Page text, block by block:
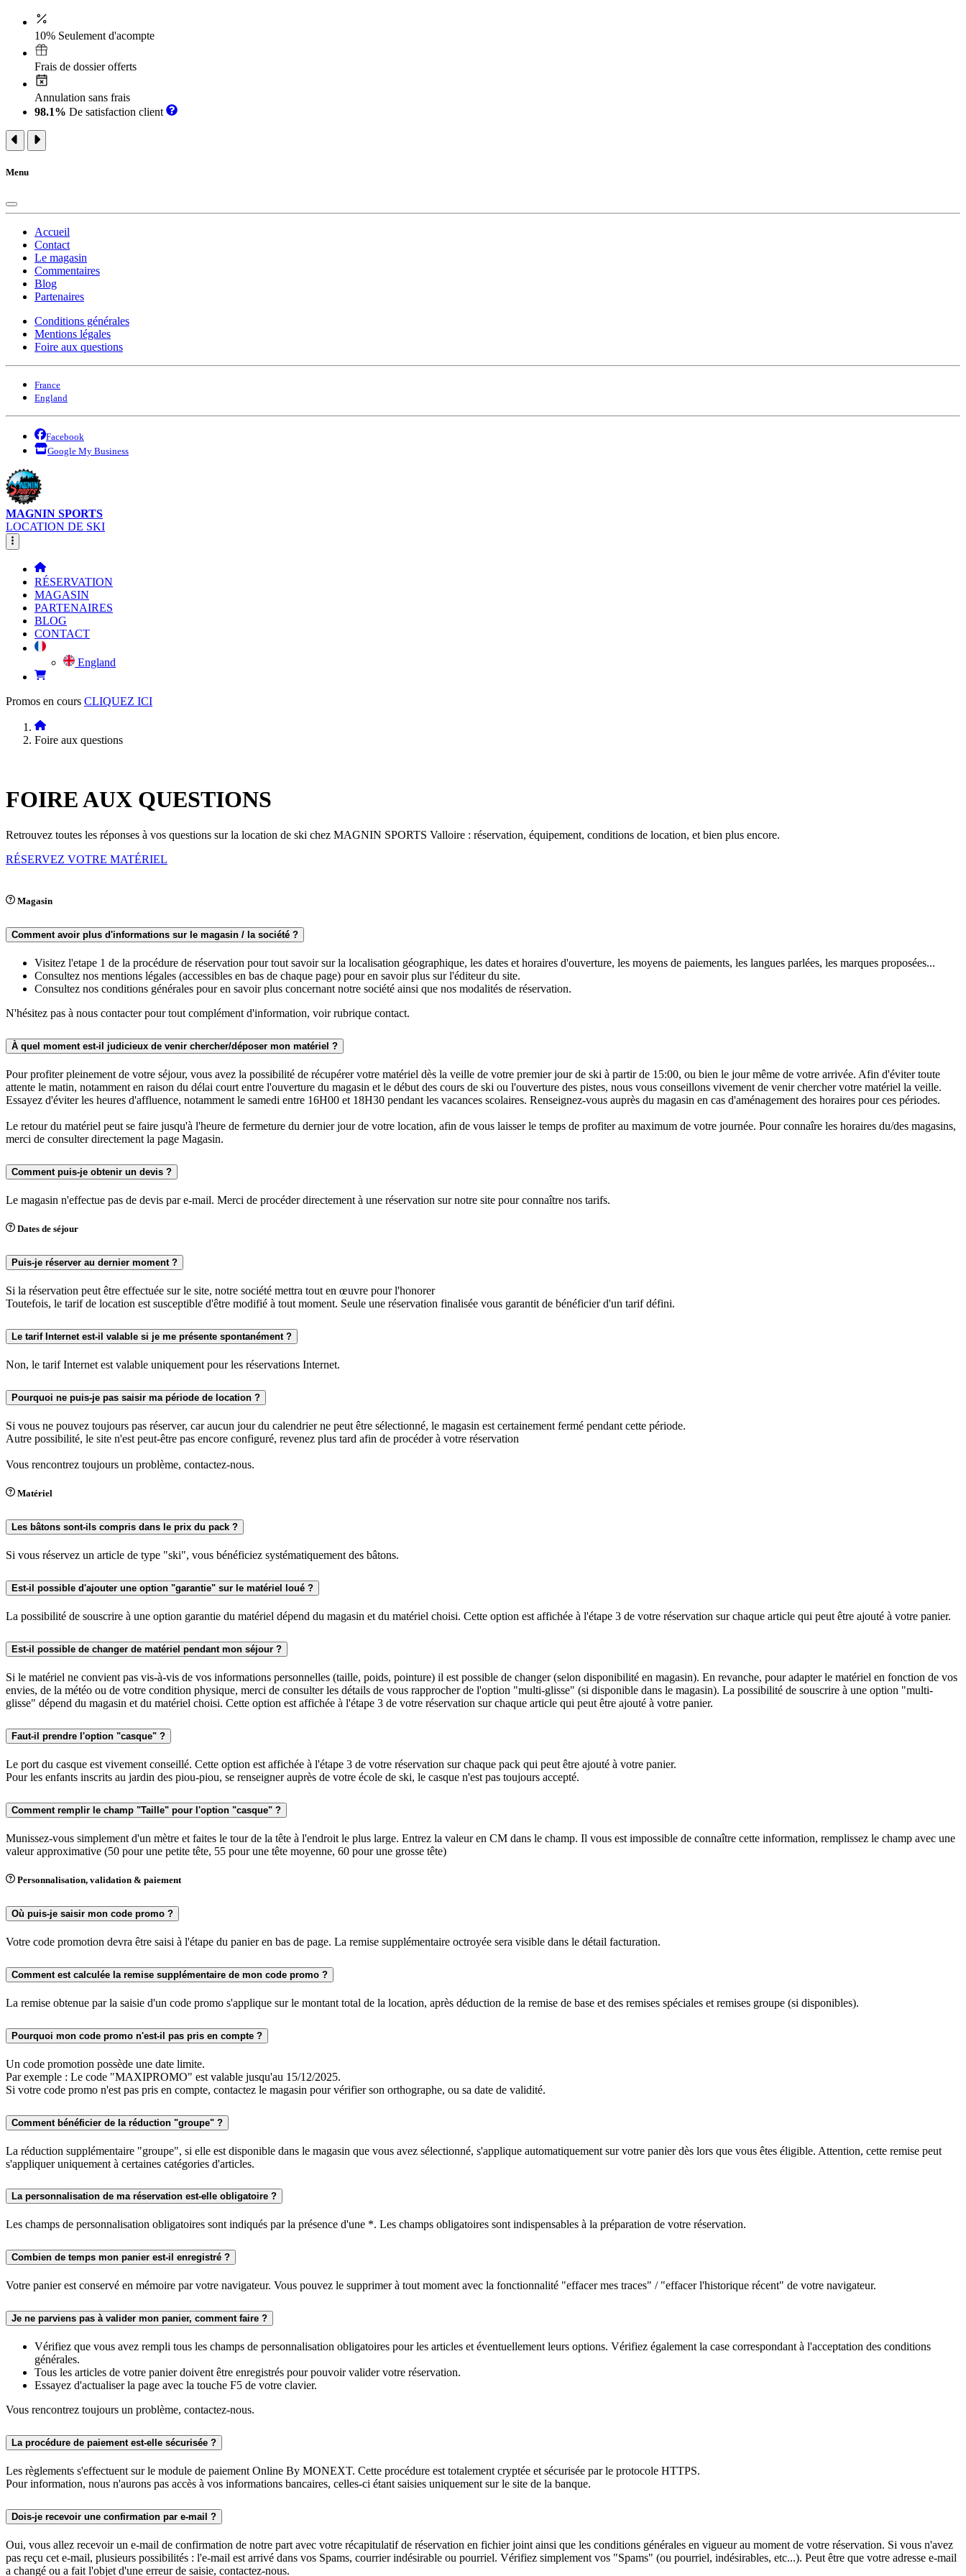
10% Seulement d'acompte
Frais de dossier offerts
Annulation sans frais
98.1% De satisfaction client
Menu
Accueil
Contact
Le magasin
Commentaires
Blog
Partenaires
Conditions générales
Mentions légales
Foire aux questions
France
England
Facebook
Google My Business
MAGNIN SPORTS
LOCATION DE SKI
RÉSERVATION
MAGASIN
PARTENAIRES
BLOG
CONTACT
England
Promos en cours CLIQUEZ ICI
Foire aux questions
FOIRE AUX QUESTIONS
Retrouvez toutes les réponses à vos questions sur la location de ski chez MAGNIN SPORTS Valloire : réservation, équipement, conditions de location, et bien plus encore.
RÉSERVEZ VOTRE MATÉRIEL
Magasin
Comment avoir plus d'informations sur le magasin / la société ?
Visitez l'etape 1 de la procédure de réservation pour tout savoir sur la localisation géographique, les dates et horaires d'ouverture, les moyens de paiements, les langues parlées, les marques proposées...
Consultez nos mentions légales (accessibles en bas de chaque page) pour en savoir plus sur l'éditeur du site.
Consultez nos conditions générales pour en savoir plus concernant notre société ainsi que nos modalités de réservation.
N'hésitez pas à nous contacter pour tout complément d'information, voir rubrique contact.
À quel moment est-il judicieux de venir chercher/déposer mon matériel ?
Pour profiter pleinement de votre séjour, vous avez la possibilité de récupérer votre matériel dès la veille de votre premier jour de ski à partir de 15:00, ou bien le jour même de votre arrivée. Afin d'éviter toute
attente le matin, notamment en raison du délai court entre l'ouverture du magasin et le début des cours de ski ou l'ouverture des pistes, nous vous conseillons vivement de venir chercher votre matériel la veille.
Essayez d'éviter les heures d'affluence, notamment le samedi entre 16H00 et 18H30 pendant les vacances scolaires. Renseignez-vous auprès du magasin en cas d'aménagement des horaires pour ces périodes.
Le retour du matériel peut se faire jusqu'à l'heure de fermeture du dernier jour de votre location, afin de vous laisser le temps de profiter au maximum de votre journée. Pour connaîre les horaires du/des magasins,
merci de consulter directement la page Magasin.
Comment puis-je obtenir un devis ?
Le magasin n'effectue pas de devis par e-mail. Merci de procéder directement à une réservation sur notre site pour connaître nos tarifs.
Dates de séjour
Puis-je réserver au dernier moment ?
Si la réservation peut être effectuée sur le site, notre société mettra tout en œuvre pour l'honorer
Toutefois, le tarif de location est susceptible d'être modifié à tout moment. Seule une réservation finalisée vous garantit de bénéficier d'un tarif défini.
Le tarif Internet est-il valable si je me présente spontanément ?
Non, le tarif Internet est valable uniquement pour les réservations Internet.
Pourquoi ne puis-je pas saisir ma période de location ?
Si vous ne pouvez toujours pas réserver, car aucun jour du calendrier ne peut être sélectionné, le magasin est certainement fermé pendant cette période.
Autre possibilité, le site n'est peut-être pas encore configuré, revenez plus tard afin de procéder à votre réservation
Vous rencontrez toujours un problème, contactez-nous.
Matériel
Les bâtons sont-ils compris dans le prix du pack ?
Si vous réservez un article de type "ski", vous bénéficiez systématiquement des bâtons.
Est-il possible d'ajouter une option "garantie" sur le matériel loué ?
La possibilité de souscrire à une option garantie du matériel dépend du magasin et du matériel choisi. Cette option est affichée à l'étape 3 de votre réservation sur chaque article qui peut être ajouté à votre panier.
Est-il possible de changer de matériel pendant mon séjour ?
Si le matériel ne convient pas vis-à-vis de vos informations personnelles (taille, poids, pointure) il est possible de changer (selon disponibilité en magasin). En revanche, pour adapter le matériel en fonction de vos
envies, de la météo ou de votre condition physique, merci de consulter les détails de vous rapprocher de l'option "multi-glisse" (si disponible dans le magasin). La possibilité de souscrire à une option "multi-
glisse" dépend du magasin et du matériel choisi. Cette option est affichée à l'étape 3 de votre réservation sur chaque article qui peut être ajouté à votre panier.
Faut-il prendre l'option "casque" ?
Le port du casque est vivement conseillé. Cette option est affichée à l'étape 3 de votre réservation sur chaque pack qui peut être ajouté à votre panier.
Pour les enfants inscrits au jardin des piou-piou, se renseigner auprès de votre école de ski, le casque n'est pas toujours accepté.
Comment remplir le champ "Taille" pour l'option "casque" ?
Munissez-vous simplement d'un mètre et faites le tour de la tête à l'endroit le plus large. Entrez la valeur en CM dans le champ. Il vous est impossible de connaître cette information, remplissez le champ avec une
valeur approximative (50 pour une petite tête, 55 pour une tête moyenne, 60 pour une grosse tête)
Personnalisation, validation & paiement
Où puis-je saisir mon code promo ?
Votre code promotion devra être saisi à l'étape du panier en bas de page. La remise supplémentaire octroyée sera visible dans le détail facturation.
Comment est calculée la remise supplémentaire de mon code promo ?
La remise obtenue par la saisie d'un code promo s'applique sur le montant total de la location, après déduction de la remise de base et des remises spéciales et remises groupe (si disponibles).
Pourquoi mon code promo n'est-il pas pris en compte ?
Un code promotion possède une date limite.
Par exemple : Le code "MAXIPROMO" est valable jusqu'au 15/12/2025.
Si votre code promo n'est pas pris en compte, contactez le magasin pour vérifier son orthographe, ou sa date de validité.
Comment bénéficier de la réduction "groupe" ?
La réduction supplémentaire "groupe", si elle est disponible dans le magasin que vous avez sélectionné, s'applique automatiquement sur votre panier dès lors que vous êtes éligible. Attention, cette remise peut
s'appliquer uniquement à certaines catégories d'articles.
La personnalisation de ma réservation est-elle obligatoire ?
Les champs de personnalisation obligatoires sont indiqués par la présence d'une *. Les champs obligatoires sont indispensables à la préparation de votre réservation.
Combien de temps mon panier est-il enregistré ?
Votre panier est conservé en mémoire par votre navigateur. Vous pouvez le supprimer à tout moment avec la fonctionnalité "effacer mes traces" / "effacer l'historique récent" de votre navigateur.
Je ne parviens pas à valider mon panier, comment faire ?
Vérifiez que vous avez rempli tous les champs de personnalisation obligatoires pour les articles et éventuellement leurs options. Vérifiez également la case correspondant à l'acceptation des conditions
générales.
Tous les articles de votre panier doivent être enregistrés pour pouvoir valider votre réservation.
Essayez d'actualiser la page avec la touche F5 de votre clavier.
Vous rencontrez toujours un problème, contactez-nous.
La procédure de paiement est-elle sécurisée ?
Les règlements s'effectuent sur le module de paiement Online By MONEXT. Cette procédure est totalement cryptée et sécurisée par le protocole HTTPS.
Pour information, nous n'aurons pas accès à vos informations bancaires, celles-ci étant saisies uniquement sur le site de la banque.
Dois-je recevoir une confirmation par e-mail ?
Oui, vous allez recevoir un e-mail de confirmation de notre part avec votre récapitulatif de réservation en fichier joint ainsi que les conditions générales en vigueur au moment de votre réservation. Si vous n'avez
pas reçu cet e-mail, plusieurs possibilités : l'e-mail est arrivé dans vos Spams, courrier indésirable ou pourriel. Vérifiez simplement vos "Spams" (ou pourriel, indésirables, etc...). Peut être que votre adresse e-mail
a changé ou a fait l'objet d'une erreur de saisie, contactez-nous.